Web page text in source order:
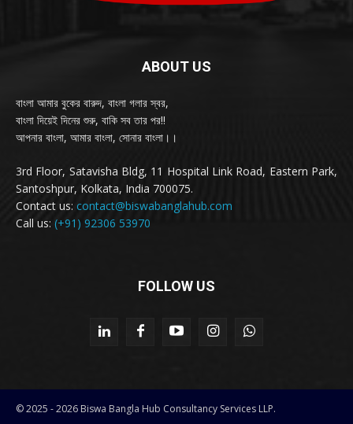
ABOUT US
বাংলা আমার বুকের বারুদ, বাংলা গলার স্বর,
বাংলা দিয়েই দিনের শুরু, বাকি সব তার পর!!
আপনার বাংলা, আমার বাংলা, সোনার বাংলা।।
3rd Floor, Satavisha Bldg, 11 Hospital Link Road, Eastern Park,
Santoshpur, Kolkata, India 700075.
Contact us: contact@biswabanglahub.com
Call us: (+91) 92306 53970
FOLLOW US
© 2025 - 2026 Biswa Bangla Hub Consultancy Services LLP.